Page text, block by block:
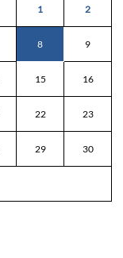
1 2
8 9
15 16
22 23
29 30